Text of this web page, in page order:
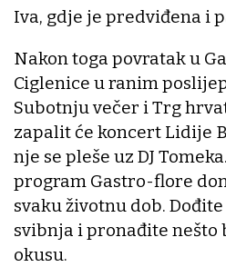
Iva, gdje je predviđena i
Nakon toga povratak u
Ciglenice u ranim
Subotnju večer i Trg
zapalit će koncert Lidije
nje se pleše uz DJ
program Gastro-flore
svaku životnu dob. Dođite
svibnja i pronađite nešto
okusu.